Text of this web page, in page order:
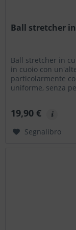
Ball stretcher
Ball stretcher in
in cuoio con
particolarmente
uniforme, senza
19,90 €
Segnalibro